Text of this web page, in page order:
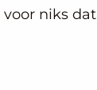
niks dat